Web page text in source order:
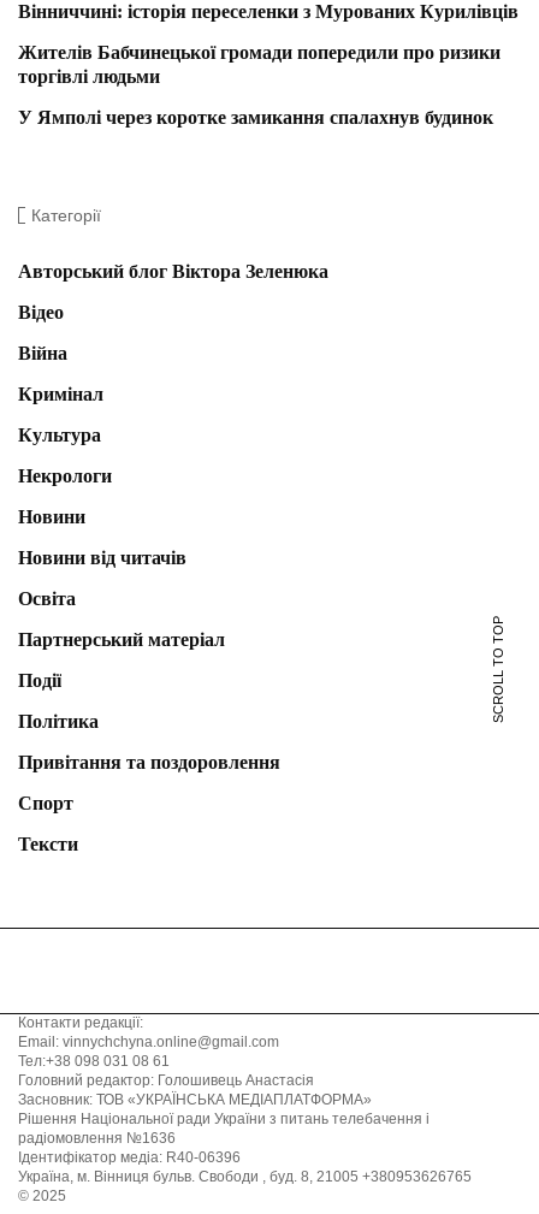
Вінниччині: історія переселенки з Мурованих Курилівців
Жителів Бабчинецької громади попередили про ризики
торгівлі людьми
У Ямполі через коротке замикання спалахнув будинок
Категорії
Авторський блог Віктора Зеленюка
Відео
Війна
Кримінал
Культура
Некрологи
Новини
Новини від читачів
Освіта
Партнерський матеріал
Події
Політика
Привітання та поздоровлення
Спорт
Тексти
SCROLL TO TOP
Контакти редакції:
Email: vinnychchyna.online@gmail.com
Тел:+38 098 031 08 61
Головний редактор: Голошивець Анастасія
Засновник: ТОВ «УКРАЇНСЬКА МЕДІАПЛАТФОРМА»
Рішення Національної ради України з питань телебачення і
радіомовлення №1636
Ідентифікатор медіа: R40-06396
Україна, м. Вінниця бульв. Свободи , буд. 8, 21005 +380953626765
© 2025